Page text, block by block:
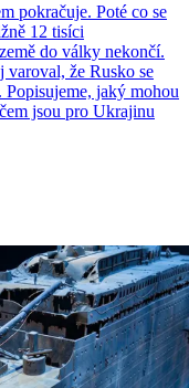
pokračuje. Poté co se
12 tisíci
do války nekončí.
že Rusko se
jaký mohou
jsou pro Ukrajinu